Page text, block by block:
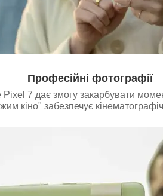
Професійні фотографії
7 дає змогу закарбувати
кіно" забезпечує